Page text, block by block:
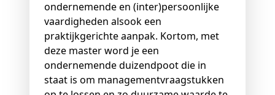
ondernemende en (inter)persoonlijke
vaardigheden alsook een
praktijkgerichte aanpak. Kortom, met
deze master word je een
ondernemende duizendpoot die in
staat is om managementvraagstukken